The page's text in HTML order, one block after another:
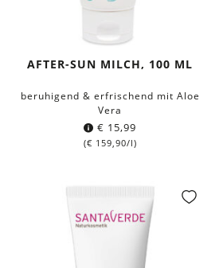
AFTER-SUN MILCH, 100 ML
beruhigend & erfrischend mit Aloe
Vera
€ 15,99
(€ 159,90/l)